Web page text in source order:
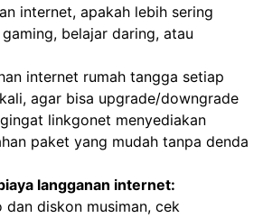
internet, apakah lebih sering
belajar daring, atau
internet rumah tangga setiap
agar bisa upgrade/downgrade
linkgonet menyediakan
paket yang mudah tanpa denda
langganan internet:
dan diskon musiman, cek